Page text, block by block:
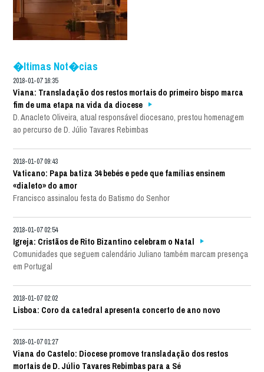
�ltimas Not�cias
2018-01-07 16:35
Viana: Transladação dos restos mortais do primeiro bispo marca
fim de uma etapa na vida da diocese
D. Anacleto Oliveira, atual responsável diocesano, prestou homenagem
ao percurso de D. Júlio Tavares Rebimbas
2018-01-07 09:43
Vaticano: Papa batiza 34 bebés e pede que famílias ensinem
«dialeto» do amor
Francisco assinalou festa do Batismo do Senhor
2018-01-07 02:54
Igreja: Cristãos de Rito Bizantino celebram o Natal
Comunidades que seguem calendário Juliano também marcam presença
em Portugal
2018-01-07 02:02
Lisboa: Coro da catedral apresenta concerto de ano novo
2018-01-07 01:27
Viana do Castelo: Diocese promove transladação dos restos
mortais de D. Júlio Tavares Rebimbas para a Sé